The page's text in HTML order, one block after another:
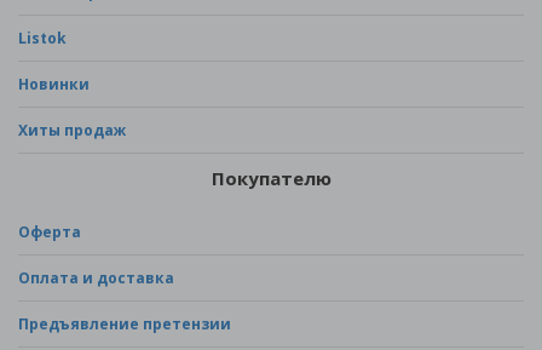
Listok
Новинки
Хиты продаж
Покупателю
Оферта
Оплата и доставка
Предъявление претензии